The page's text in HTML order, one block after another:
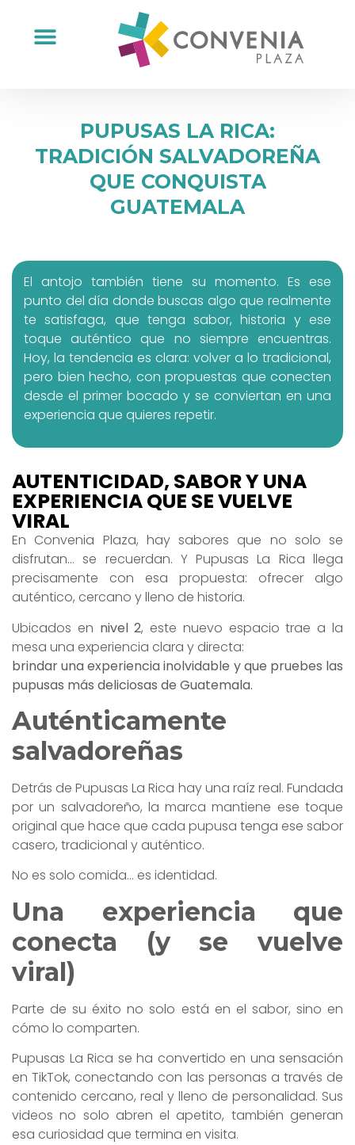
PUPUSAS LA RICA:
TRADICIÓN SALVADOREÑA
QUE CONQUISTA
GUATEMALA
El antojo también tiene su momento. Es ese
punto del día donde buscas algo que realmente
te satisfaga, que tenga sabor, historia y ese
toque auténtico que no siempre encuentras.
Hoy, la tendencia es clara: volver a lo tradicional,
pero bien hecho, con propuestas que conecten
desde el primer bocado y se conviertan en una
experiencia que quieres repetir.
AUTENTICIDAD, SABOR Y UNA
EXPERIENCIA QUE SE VUELVE
VIRAL
En Convenia Plaza, hay sabores que no solo se
disfrutan… se recuerdan. Y Pupusas La Rica llega
precisamente con esa propuesta: ofrecer algo
auténtico, cercano y lleno de historia.
Ubicados en nivel 2, este nuevo espacio trae a la
mesa una experiencia clara y directa:
brindar una experiencia inolvidable y que pruebes las
pupusas más deliciosas de Guatemala.
Auténticamente
salvadoreñas
Detrás de Pupusas La Rica hay una raíz real. Fundada
por un salvadoreño, la marca mantiene ese toque
original que hace que cada pupusa tenga ese sabor
casero, tradicional y auténtico.
No es solo comida… es identidad.
Una experiencia que
conecta (y se vuelve
viral)
Parte de su éxito no solo está en el sabor, sino en
cómo lo comparten.
Pupusas La Rica se ha convertido en una sensación
en TikTok, conectando con las personas a través de
contenido cercano, real y lleno de personalidad. Sus
videos no solo abren el apetito, también generan
esa curiosidad que termina en visita.